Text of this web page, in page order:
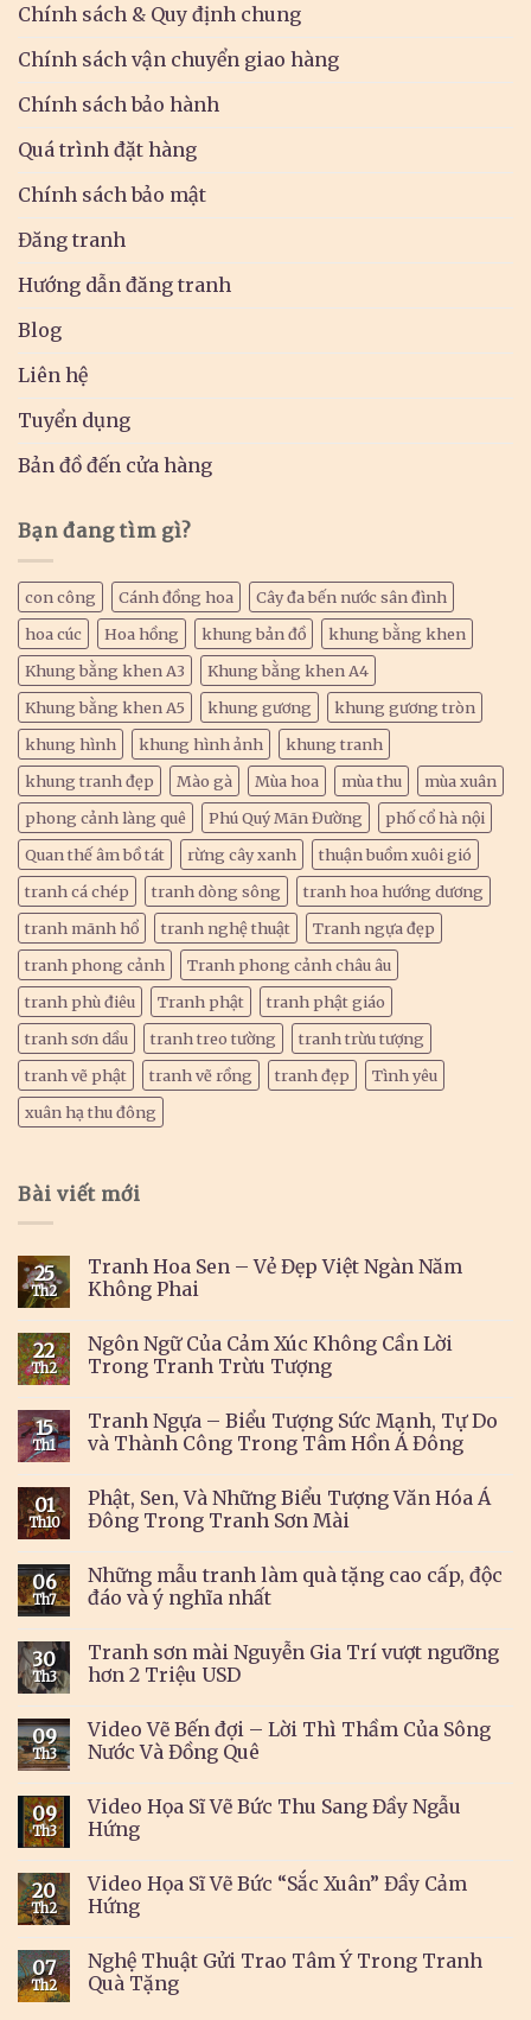
Chính sách & Quy định chung
Chính sách vận chuyển giao hàng
Chính sách bảo hành
Quá trình đặt hàng
Chính sách bảo mật
Đăng tranh
Hướng dẫn đăng tranh
Blog
Liên hệ
Tuyển dụng
Bản đồ đến cửa hàng
Bạn đang tìm gì?
con công Cánh đồng hoa
Cây đa bến nước sân đình
hoa cúc
Hoa hồng khung bản đồ
khung bằng khen
Khung bằng khen A3
Khung bằng khen A4
Khung bằng khen A5
khung gương
khung gương tròn
khung hình
khung hình ảnh
khung tranh
khung tranh đẹp
Mào gà Mùa hoa mùa thu
mùa xuân
phong cảnh làng quê
Phú Quý Mãn Đường
phố cổ hà nội
Quan thế âm bồ tát
rừng cây xanh
thuận buồm xuôi gió
tranh cá chép
tranh dòng sông
tranh hoa hướng dương
tranh mãnh hổ
tranh nghệ thuật
Tranh ngựa đẹp
tranh phong cảnh
Tranh phong cảnh châu âu
tranh phù điêu
Tranh phật
tranh phật giáo
tranh sơn dầu
tranh treo tường
tranh trừu tượng
tranh vẽ phật
tranh vẽ rồng tranh đẹp
Tình yêu
xuân hạ thu đông
Bài viết mới
25
Th2
Tranh Hoa Sen – Vẻ Đẹp Việt Ngàn Năm
Không Phai
22
Th2
Ngôn Ngữ Của Cảm Xúc Không Cần Lời
Trong Tranh Trừu Tượng
15
Th1
Tranh Ngựa – Biểu Tượng Sức Mạnh, Tự Do
và Thành Công Trong Tâm Hồn Á Đông
01
Th10
Phật, Sen, Và Những Biểu Tượng Văn Hóa Á
Đông Trong Tranh Sơn Mài
06
Th7
Những mẫu tranh làm quà tặng cao cấp, độc
đáo và ý nghĩa nhất
30
Th3
Tranh sơn mài Nguyễn Gia Trí vượt ngưỡng
hơn 2 Triệu USD
09
Th3
Video Vẽ Bến đợi – Lời Thì Thầm Của Sông
Nước Và Đồng Quê
09
Th3
Video Họa Sĩ Vẽ Bức Thu Sang Đầy Ngẫu
Hứng
20
Th2
Video Họa Sĩ Vẽ Bức “Sắc Xuân” Đầy Cảm
Hứng
07
Th2
Nghệ Thuật Gửi Trao Tâm Ý Trong Tranh
Quà Tặng